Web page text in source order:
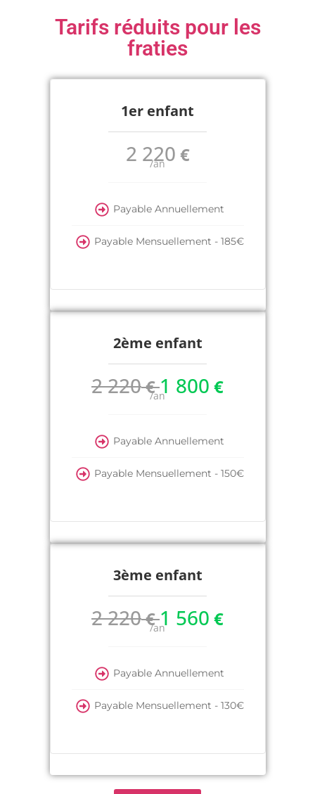
Tarifs réduits pour les
fraties
1er enfant
2 220 €
/an
Payable Annuellement
Payable Mensuellement - 185€
2ème enfant
2 220€1 800 €
/an
Payable Annuellement
Payable Mensuellement - 150€
3ème enfant
2 220€1 560 €
/an
Payable Annuellement
Payable Mensuellement - 130€